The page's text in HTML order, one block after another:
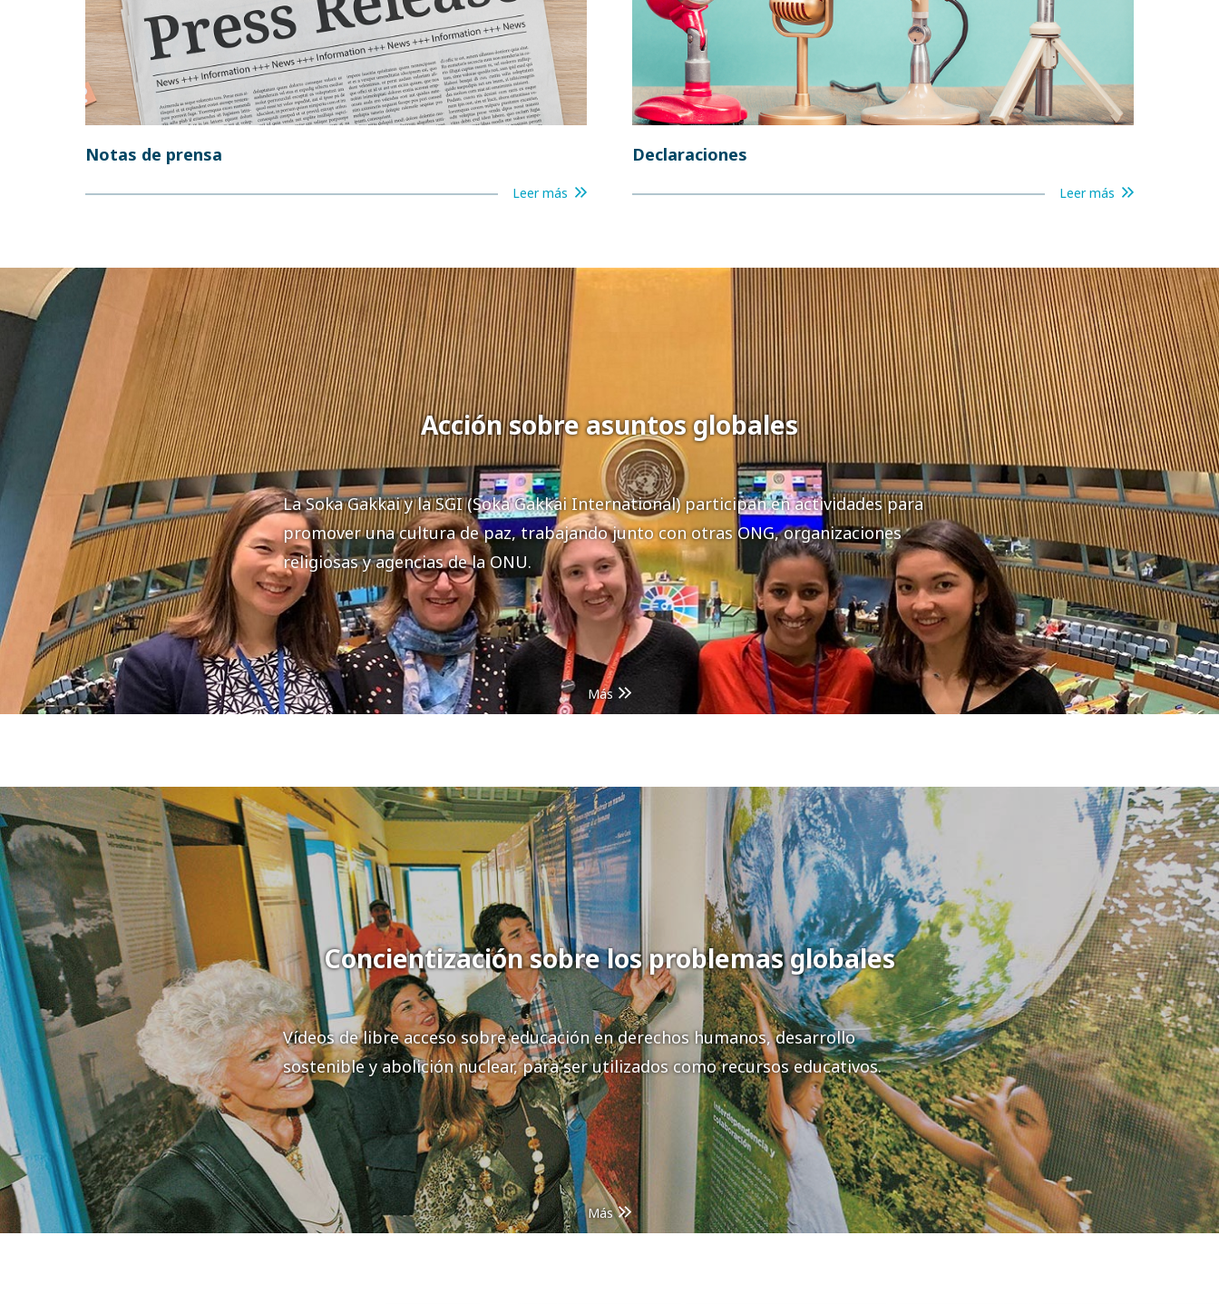
Notas de prensa
Leer más
Declaraciones
Leer más
Acción sobre asuntos globales
La Soka Gakkai y la SGI (Soka Gakkai International) participan en actividades para
promover una cultura de paz, trabajando junto con otras ONG, organizaciones
religiosas y agencias de la ONU.
Más
Concientización sobre los problemas globales
Vídeos de libre acceso sobre educación en derechos humanos, desarrollo
sostenible y abolición nuclear, para ser utilizados como recursos educativos.
Más